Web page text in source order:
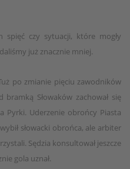
spięć czy sytuacji, które mogły
już znacznie mniej.
po zmianie pięciu zawodników
Słowaków zachował się
Pyrki. Uderzenie obrońcy Piasta
słowacki obrońca, ale arbiter
Sędzia konsultował jeszcze
gola uznał.